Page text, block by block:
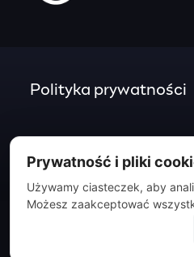
Polityka prywatności
Prywatność i pliki
Używamy ciasteczek, aby
Możesz zaakceptować